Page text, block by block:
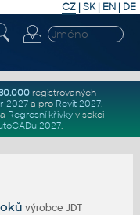
CZ | SK| EN | DE
registrovaných
2027a pro Revit 2027.
a Regresní křivkyv sekci
2027.
výrobce JDT